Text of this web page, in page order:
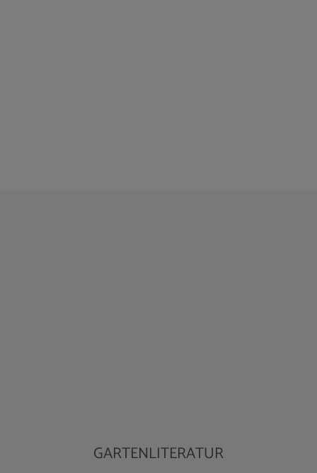
GARTENLITERATUR